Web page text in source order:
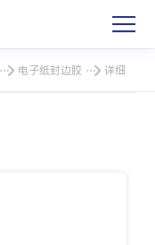
电子纸封边胶 详细